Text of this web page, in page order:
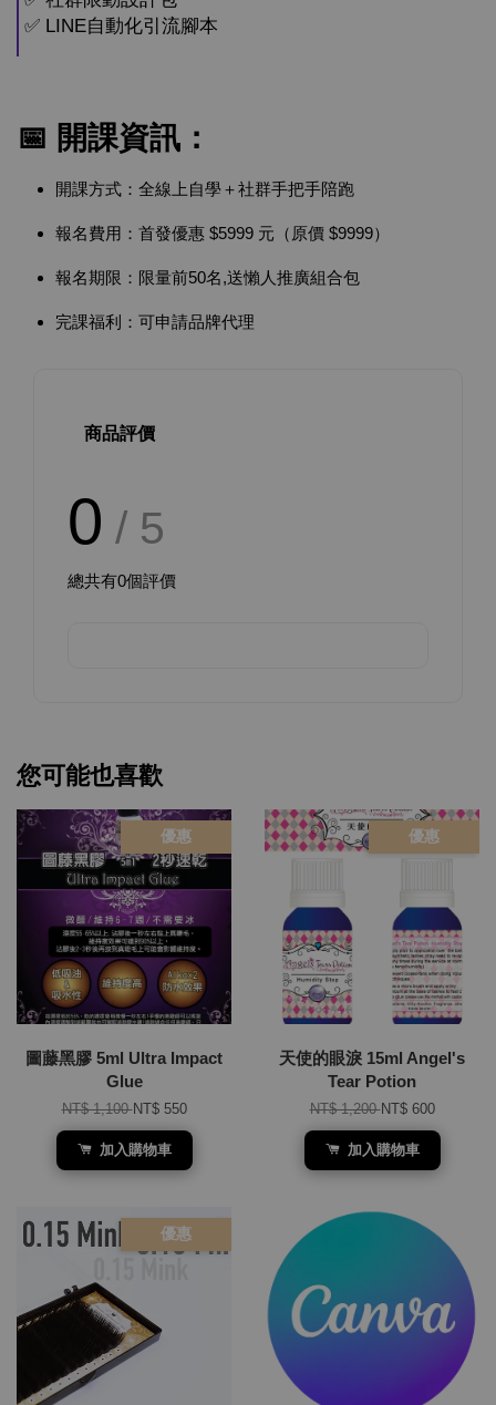
✅ LINE自動化引流腳本
📅 開課資訊：
開課方式：全線上自學＋社群手把手陪跑
報名費用：首發優惠 $5999 元（原價 $9999）
報名期限：限量前50名,送懶人推廣組合包
完課福利：可申請品牌代理
商品評價
0 / 5
總共有0個評價
您可能也喜歡
優惠
圖藤黑膠 5ml Ultra Impact
Glue
NT$ 1,100NT$ 550
加入購物車
優惠
天使的眼淚 15ml Angel's
Tear Potion
NT$ 1,200NT$ 600
加入購物車
優惠